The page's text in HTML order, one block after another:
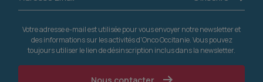
Votre adresse e-mail est utilisée pour vous envoyer notre newsletter et
des informations sur les activités d'Onco Occitanie. Vous pouvez
toujours utiliser le lien de désinscription inclus dans la newsletter.